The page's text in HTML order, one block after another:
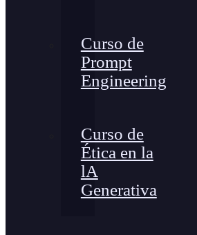
Curso de
Prompt
Engineering
Curso de
Ética en la
lA
Generativa